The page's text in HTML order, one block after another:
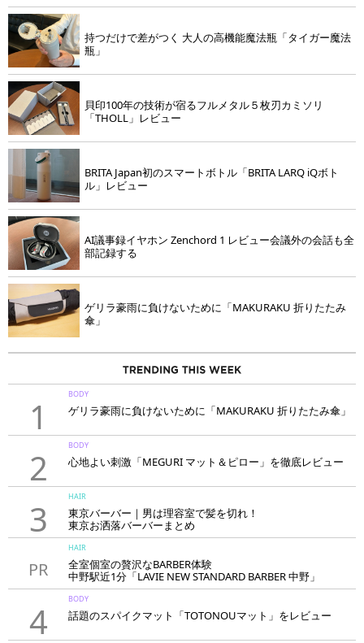
持つだけで差がつく 大人の高機能魔法瓶「タイガー魔法
瓶」
貝印100年の技術が宿るフルメタル５枚刃カミソリ
「THOLL」レビュー
BRITA Japan初のスマートボトル「BRITA LARQ iQボト
ル」レビュー
AI議事録イヤホン Zenchord 1 レビュー会議外の会話も全
部記録する
ゲリラ豪雨に負けないために「MAKURAKU 折りたたみ
傘」
1
BODY
ゲリラ豪雨に負けないために「MAKURAKU 折りたたみ傘」
2
BODY
心地よい刺激「MEGURI マット＆ピロー」を徹底レビュー
3
HAIR
東京バーバー｜男は理容室で髪を切れ！
東京お洒落バーバーまとめ
PR
HAIR
全室個室の贅沢なBARBER体験
中野駅近1分「LAVIE NEW STANDARD BARBER 中野」
4
BODY
話題のスパイクマット「TOTONOUマット」をレビュー